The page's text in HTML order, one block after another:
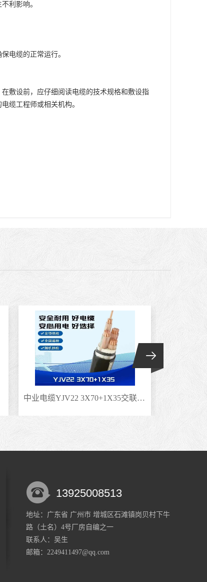
利影响。
电缆的正常运行。
敷设前，应仔细阅读电缆的技术规格和敷设指
缆工程师或相关机构。
中业电缆YJV22 3X70+1X35交联聚乙烯绝缘电缆
13925008513
地址：广东省 广州市 增城区石滩镇岗贝村下牛
路（土名）4号厂房自编之一
联系人：吴生
邮箱：2249411497@qq.com